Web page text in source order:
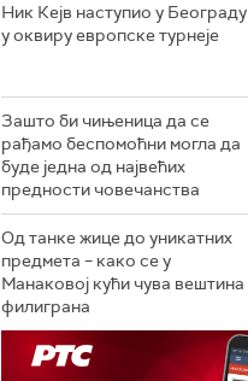
Ник Кејв наступио у Београду
у оквиру европске турнеје
Зашто би чињеница да се
рађамо беспомоћни могла да
буде једна од највећих
предности човечанства
Од танке жице до уникатних
предмета – како се у
Манаковој кући чува вештина
филиграна